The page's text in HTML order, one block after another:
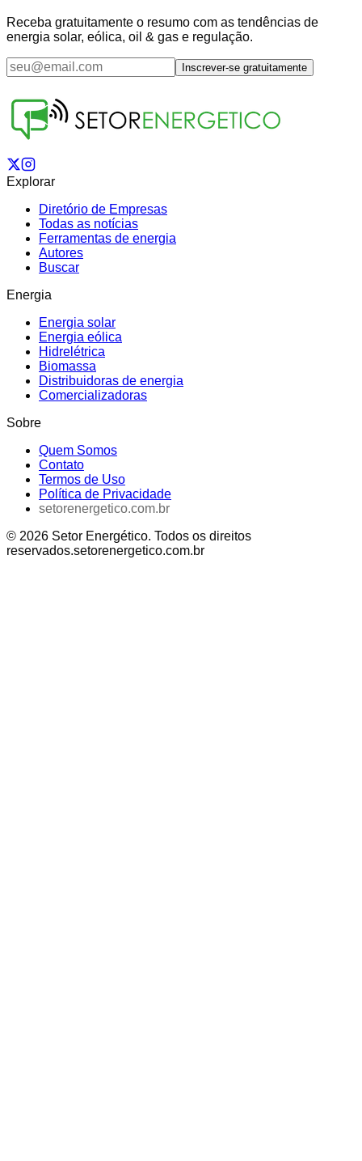
Receba gratuitamente o resumo com as tendências de
energia solar, eólica, oil & gas e regulação.
Inscrever-se gratuitamente
Explorar
Diretório de Empresas
Todas as notícias
Ferramentas de energia
Autores
Buscar
Energia
Energia solar
Energia eólica
Hidrelétrica
Biomassa
Distribuidoras de energia
Comercializadoras
Sobre
Quem Somos
Contato
Termos de Uso
Política de Privacidade
setorenergetico.com.br
© 2026 Setor Energético. Todos os direitos
reservados.setorenergetico.com.br